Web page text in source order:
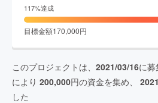
117%達成
目標金額170,000円
このプロジェクトは、 2021/03/16に募
により 200,000円の資金を集め、
した